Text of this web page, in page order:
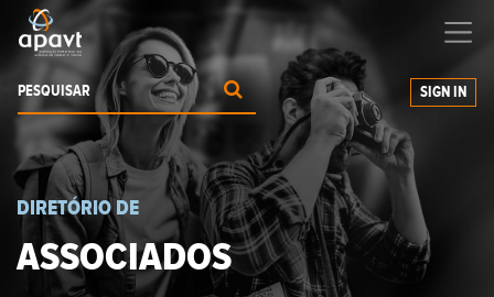
a expandir os seus negócios
SIGN IN
DIRETÓRIO DE
ASSOCIADOS